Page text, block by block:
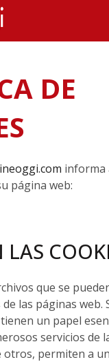
DE
informa
página web:
LAS
que se
las páginas web.
un papel
servicios de
otros, permiten a